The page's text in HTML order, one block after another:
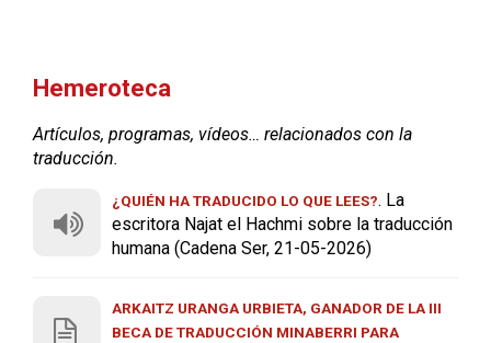
Hemeroteca
Artículos, programas, vídeos… relacionados con la
traducción.
¿QUIÉN HA TRADUCIDO LO QUE LEES?. La
escritora Najat el Hachmi sobre la traducción
humana (Cadena Ser, 21-05-2026)
ARKAITZ URANGA URBIETA, GANADOR DE LA III
BECA DE TRADUCCIÓN MINABERRI PARA